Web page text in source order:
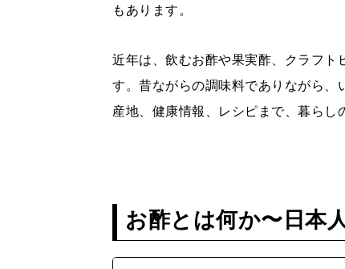
もあります。
近年は、飲むお酢や果実酢、クラフト
す。昔ながらの調味料でありながら、
産地、健康情報、レシピまで、暮らし
お酢とは何か〜日本